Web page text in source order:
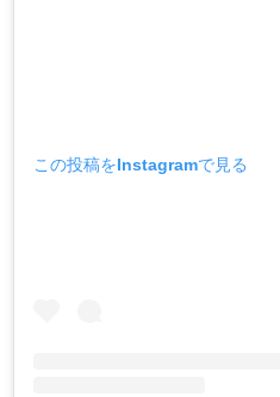
この投稿をInstagramで見る